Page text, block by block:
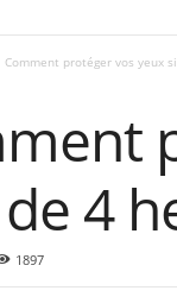
Comment protéger vos yeux
4
1897